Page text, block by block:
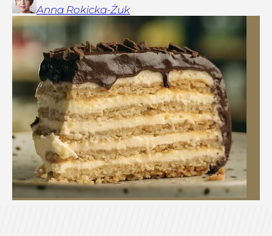
Anna Rokicka-Żuk